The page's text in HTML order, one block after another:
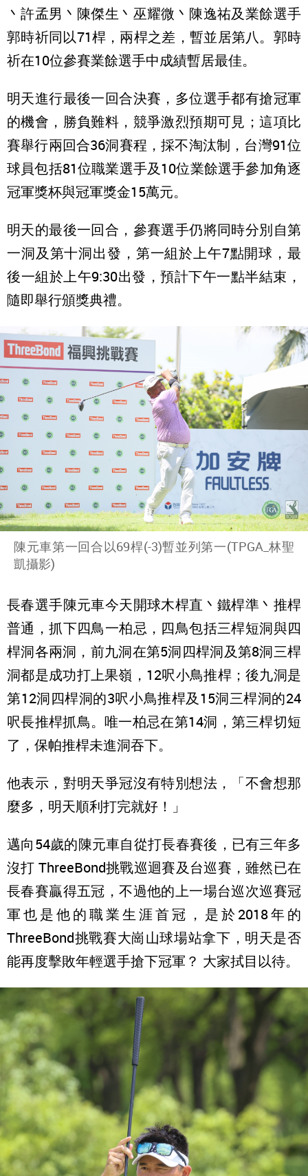
丶許孟男丶陳傑生丶巫耀微丶陳逸祐及業餘選手
郭時祈同以71桿，兩桿之差，暫並居第八。郭時
祈在10位參賽業餘選手中成績暫居最佳。
明天進行最後一回合決賽，多位選手都有搶冠軍
的機會，勝負難料，競爭激烈預期可見；這項比
賽舉行兩回合36洞賽程，採不淘汰制，台灣91位
球員包括81位職業選手及10位業餘選手參加角逐
冠軍獎杯與冠軍獎金15萬元。
明天的最後一回合，參賽選手仍將同時分別自第
一洞及第十洞出發，第一組於上午7點開球，最
後一組於上午9:30出發，預計下午一點半結束，
隨即舉行頒獎典禮。
陳元車第一回合以69桿(-3)暫並列第一(TPGA_林聖
凱攝影)
長春選手陳元車今天開球木桿直丶鐵桿準丶推桿
普通，抓下四鳥一柏忌，四鳥包括三桿短洞與四
桿洞各兩洞，前九洞在第5洞四桿洞及第8洞三桿
洞都是成功打上果嶺，12呎小鳥推桿；後九洞是
第12洞四桿洞的3呎小鳥推桿及15洞三桿洞的24
呎長推桿抓鳥。唯一柏忌在第14洞，第三桿切短
了，保帕推桿未進洞吞下。
他表示，對明天爭冠沒有特別想法，「不會想那
麼多，明天順利打完就好！」
邁向54歲的陳元車自從打長春賽後，已有三年多
沒打 ThreeBond挑戰巡迴賽及台巡賽，雖然已在
長春賽贏得五冠，不過他的上一場台巡次巡賽冠
軍也是他的職業生涯首冠，是於2018年的
ThreeBond挑戰賽大崗山球場站拿下，明天是否
能再度擊敗年輕選手搶下冠軍？ 大家拭目以待。